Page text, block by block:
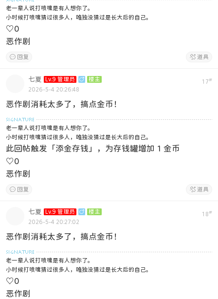
老一辈人说打喷嚏是有人想你了。
小时候打喷嚏猜过很多人，唯独没猜过是长大后的自己。
♡0
恶作剧
 回复  道具
17#
七夏 Lv.9 管理员 
楼主
2026-5-4 20:26:48
恶作剧消耗太多了，搞点金币！
老一辈人说打喷嚏是有人想你了。
小时候打喷嚏猜过很多人，唯独没猜过是长大后的自己。
此回帖触发「添金存钱」，为存钱罐增加 1 金币
♡0
恶作剧
 回复  道具
18#
七夏 Lv.9 管理员 
楼主
2026-5-4 20:27:02
恶作剧消耗太多了，搞点金币！
老一辈人说打喷嚏是有人想你了。
小时候打喷嚏猜过很多人，唯独没猜过是长大后的自己。
♡0
恶作剧